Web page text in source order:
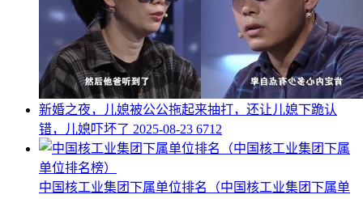
​新婚之夜，儿媳被公公拖起来抽打，还让儿媳下跪认
错，儿媳吓坏了 2025-08-23 6712
​中国核工业集团下属单位排名（中国核工业集团下属单